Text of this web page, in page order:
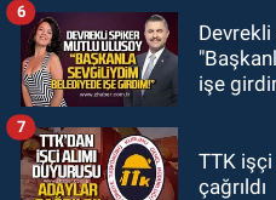
işe
6
TTK işçi
çağrıldı
7